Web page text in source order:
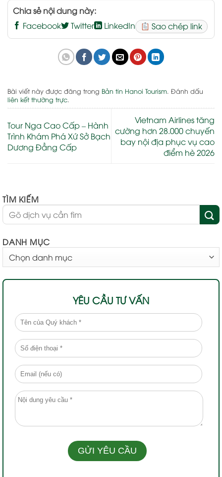
Chia sẻ nội dung này:
Facebook
Twitter LinkedIn Sao chép link
Bài viết này được đăng trong Bản tin Hanoi Tourism. Đánh dấu
liên kết thường trực.
Tour Nga Cao Cấp – Hành
Trình Khám Phá Xứ Sở Bạch
Dương Đẳng Cấp
Vietnam Airlines tăng
cường hơn 28.000 chuyến
bay nội địa phục vụ cao
điểm hè 2026
TÌM KIẾM
DANH MỤC
MỤC
YÊU CẦU TƯ VẤN